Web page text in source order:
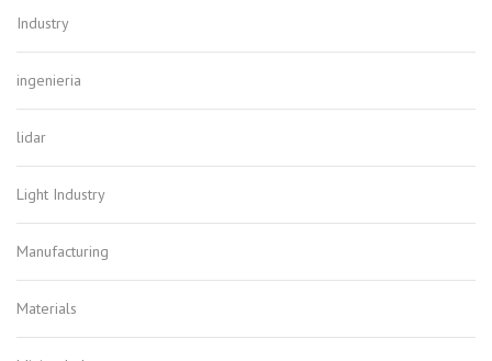
Industry
ingenieria
lidar
Light Industry
Manufacturing
Materials